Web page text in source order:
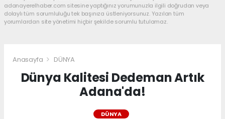
adanayerelhaber.com sitesine yaptığınız yorumunuzla ilgili doğrudan veya
dolaylı tüm sorumluluğu tek başınıza üstleniyorsunuz. Yazılan tüm
yorumlardan site yönetimi hiçbir şekilde sorumlu tutulamaz.
Anasayfa DÜNYA
Dünya Kalitesi Dedeman Artık
Adana'da!
DÜNYA